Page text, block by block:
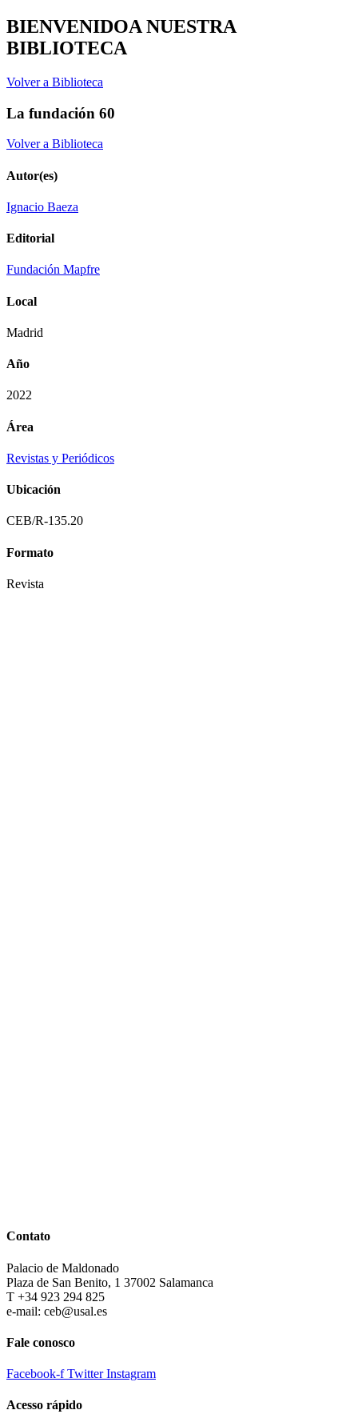
BIENVENIDOA NUESTRA
BIBLIOTECA
Volver a Biblioteca
La fundación 60
Volver a Biblioteca
Autor(es)
Ignacio Baeza
Editorial
Fundación Mapfre
Local
Madrid
Año
2022
Área
Revistas y Periódicos
Ubicación
CEB/R-135.20
Formato
Revista
Contato
Palacio de Maldonado
Plaza de San Benito, 1 37002 Salamanca
T +34 923 294 825
e-mail: ceb@usal.es
Fale conosco
Facebook-f Twitter Instagram
Acesso rápido